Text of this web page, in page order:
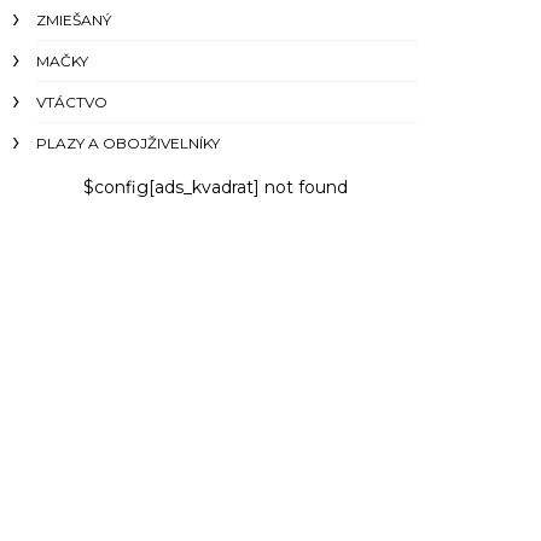
ZMIEŠANÝ
MAČKY
VTÁCTVO
PLAZY A OBOJŽIVELNÍKY
$config[ads_kvadrat] not found